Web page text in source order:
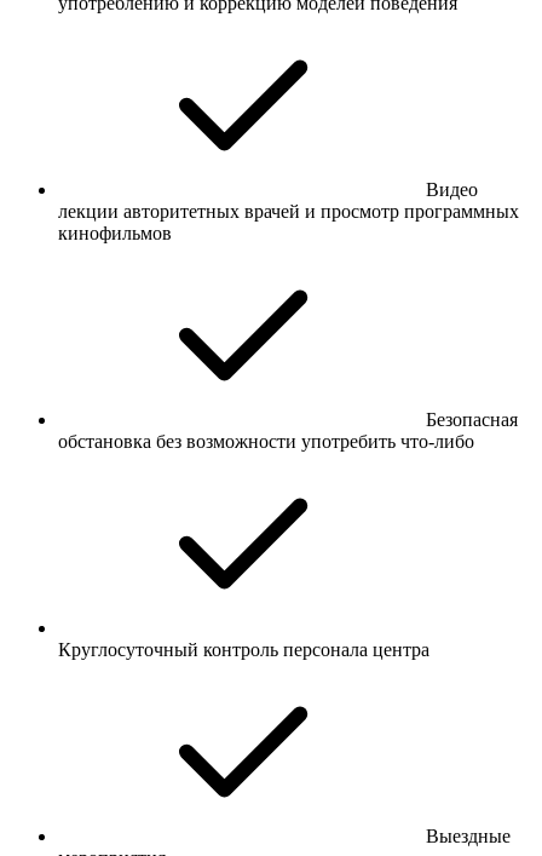
Видео
лекции авторитетных врачей и просмотр программных
кинофильмов
Безопасная
обстановка без возможности употребить что-либо
Круглосуточный контроль персонала центра
Выездные